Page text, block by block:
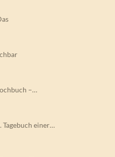
–…
einer…